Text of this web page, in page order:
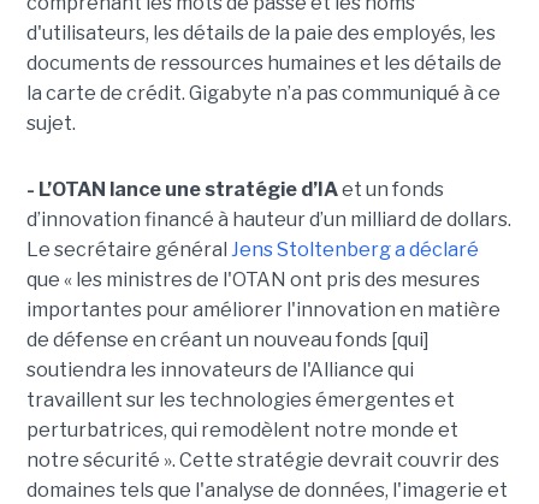
d'utilisateurs, les détails de la paie des employés, les
documents de ressources humaines et les détails de
la carte de crédit. Gigabyte n’a pas communiqué à ce
sujet.
- L’OTAN lance une stratégie d’IAet un fonds
d’innovation financé à hauteur d’un milliard de dollars.
Le secrétaire général Jens Stoltenberg a déclaré
que « les ministres de l'OTAN ont pris des mesures
importantes pour améliorer l'innovation en matière
de défense en créant un nouveau fonds [qui]
soutiendra les innovateurs de l'Alliance qui
travaillent sur les technologies émergentes et
perturbatrices, qui remodèlent notre monde et
notre sécurité ». Cette stratégie devrait couvrir des
domaines tels que l'analyse de données, l'imagerie et